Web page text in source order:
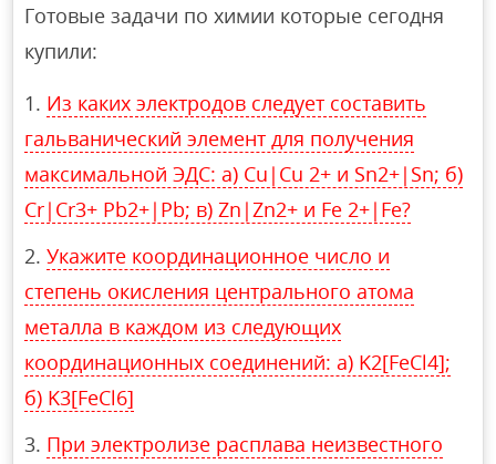
Готовые задачи по химии которые сегодня
купили:
Из каких электродов следует составить
гальванический элемент для получения
максимальной ЭДС: а) Cu|Сu 2+ и Sn2+|Sn; б)
Cr|Cr3+ Pb2+|Pb; в) Zn|Zn2+ и Fе 2+|Fе?
Укажите координационное число и
степень окисления центрального атома
металла в каждом из следующих
координационных соединений: а) K2[FeCl4];
б) K3[FeCl6]
При электролизе расплава неизвестного